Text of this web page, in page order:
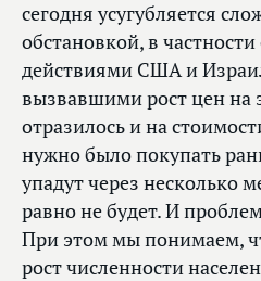
сегодня усугубляется
обстановкой, в
действиями США и
вызвавшими рост цен на
отразилось и на
нужно было покупать
упадут через несколько
равно не будет. И
При этом мы понимаем,
рост численности